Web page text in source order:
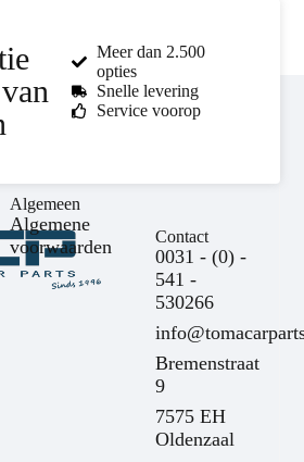
Meer dan 2.500
opties
Snelle levering
Service voorop
Algemeen
Algemene
voorwaarden
Contact
0031 - (0) -
541 -
530266
Bremenstraat
9
7575 EH
Oldenzaal